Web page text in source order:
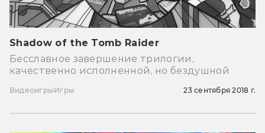
Shadow of the Tomb Raider
Бесславное завершение трилогии,
качественно исполненной, но бездушной
ВидеоигрыИгры 23 сентября 2018 г.